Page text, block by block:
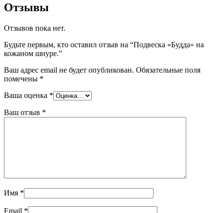
Отзывы
Отзывов пока нет.
Будьте первым, кто оставил отзыв на “Подвеска «Будда» на
кожаном шнуре.”
Ваш адрес email не будет опубликован. Обязательные поля
помечены *
Ваша оценка *
Ваш отзыв *
Имя *
Email *